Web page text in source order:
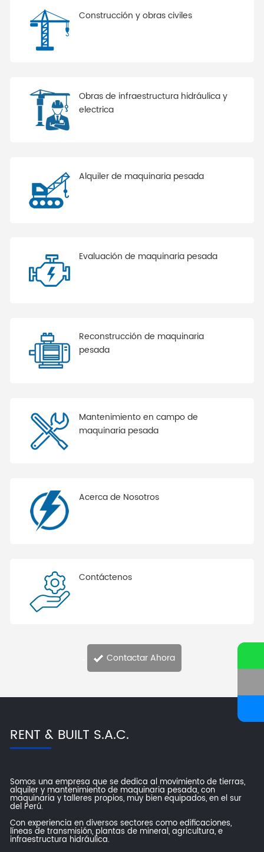
Construcción y obras civiles
Obras de infraestructura hidráulica y
electrica
Alquiler de maquinaria pesada
Evaluación de maquinaria pesada
Reconstrucción de maquinaria
pesada
Mantenimiento en campo de
maquinaria pesada
Acerca de Nosotros
Contáctenos
Contactar Ahora
RENT & BUILT S.A.C.
Somos una empresa que se dedica al movimiento de tierras,
alquiler y mantenimiento de maquinaria pesada, con
maquinaria y talleres propios, muy bien equipados, en el sur
del Perú.
Con experiencia en diversos sectores como edificaciones,
líneas de transmisión, plantas de mineral, agricultura, e
infraestructura hidráulica.